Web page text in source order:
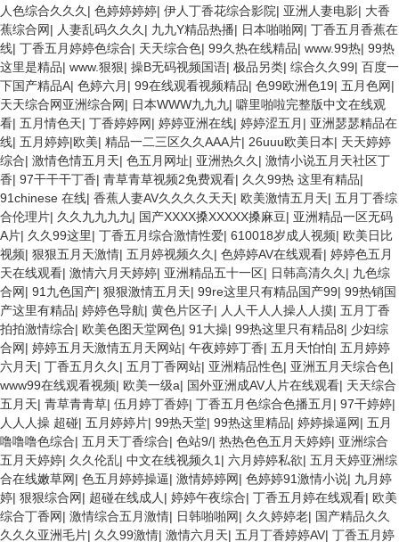
人色综合久久久 | 色婷婷婷婷| 伊人丁香花综合影院| 亚洲人妻电影| 大香
蕉综合网| 人妻乱码久久久 | 九九Y精品热播| 日本啪啪网| 丁香五月香蕉在
线| 丁香五月婷婷色综合| 天天综合色| 99久热在线精品| www.99热| 99热
这里是精品| www.狠狠| 操B无码视频国语| 极品另类| 综合久久99| 百度一
下国产精品A| 色婷六月 | 99在线观看视频精品| 色99欧洲色19| 五月色网|
天天综合网亚洲综合网| 日本WWW九九九| 噼里啪啦完整版中文在线观
看| 五月情色天| 丁香婷婷网| 婷婷亚洲在线| 婷婷涩五月 | 亚洲瑟瑟精品在
线| 五月婷婷|欧美| 精品一二三区久久AAA片| 26uuu欧美日本| 天天婷婷
综合| 激情色情五月天| 色五月网址| 亚洲热久久 | 激情小说五月天社区丁
香| 97干干干丁香| 青草青草视频2免费观看| 久久99热 这里有精品|
91chinese 在线| 香蕉人妻AV久久久久天天| 欧美激情五月天| 五月丁香综
合伦理片| 久久九九九九| 国产XXXX搡XXXXX搡麻豆| 亚洲精品一区无码
A片| 久久99这里| 丁香五月综合激情性爱| 610018岁成人视频| 欧美日比
视频| 狠狠五月天激情| 五月婷视频久久 | 色婷婷AV在线观看| 婷婷色五月
天在线观看| 激情六月天婷婷| 亚洲精品五十一区| 日韩高清久久 | 九色综
合网| 91九色国产| 狠狠激情五月天| 99re这里只有精品国产99| 99热销国
产这里有精品| 婷婷色导航| 黄色片区子| 人人干人人操人人摸| 五月丁香
拍拍激情综合| 欧美色图天堂网色| 91大操| 99热这里只有精品8| 少妇综
合网| 婷婷五月天激情五月天网站| 午夜婷婷丁香| 五月天怕怕| 五月婷婷
六月天| 丁香五月久久 | 五月丁香网站| 亚洲精品性色| 亚洲五月天综合色|
www99在线观看视频| 欧美一级a| 国外亚洲成AV人片在线观看| 天天综合
五月天| 青草青青草| 伍月婷丁香婷| 丁香五月色综合色播五月 | 97干婷婷|
人人人操 超碰| 五月婷婷片| 99热天堂| 99热这里精品| 婷婷操逼网| 五月
噜噜噜色综合| 五月天丁香综合| 色站9/| 热热色色五月天婷婷| 亚洲综合
五月天婷婷| 久久伦乱| 中文在线视频久1 | 六月婷婷私欲| 五月天婷亚洲综
合在线嫩草网| 色五月婷婷操逼| 激情婷婷网| 色婷婷91激情小说| 九月婷
婷| 狠狠综合网| 超碰在线成人 | 婷婷午夜综合| 丁香五月婷在线观看| 欧美
综合丁香网| 激情综合五月激情| 日韩啪啪网| 久久婷婷老| 国产精品久久
久久久亚洲毛片| 久久99激情| 激情六月天| 五月丁香婷婷AV| 丁香五月婷